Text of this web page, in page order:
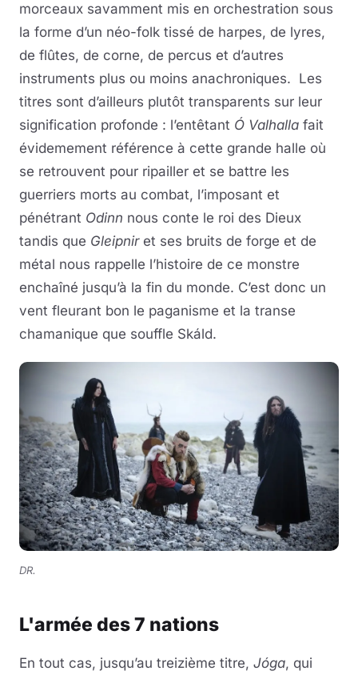
morceaux savamment mis en orchestration sous
la forme d’un néo-folk tissé de harpes, de lyres,
de flûtes, de corne, de percus et d’autres
instruments plus ou moins anachroniques. Les
titres sont d’ailleurs plutôt transparents sur leur
signification profonde : l’entêtant Ó Valhalla fait
évidemement référence à cette grande halle où
se retrouvent pour ripailler et se battre les
guerriers morts au combat, l’imposant et
pénétrant Odinn nous conte le roi des Dieux
tandis que Gleipniret ses bruits de forge et de
métal nous rappelle l’histoire de ce monstre
enchaîné jusqu’à la fin du monde. C’est donc un
vent fleurant bon le paganisme et la transe
chamanique que souffle Skáld.
DR.
L'armée des 7 nations
En tout cas, jusqu’au treizième titre, Jóga, qui